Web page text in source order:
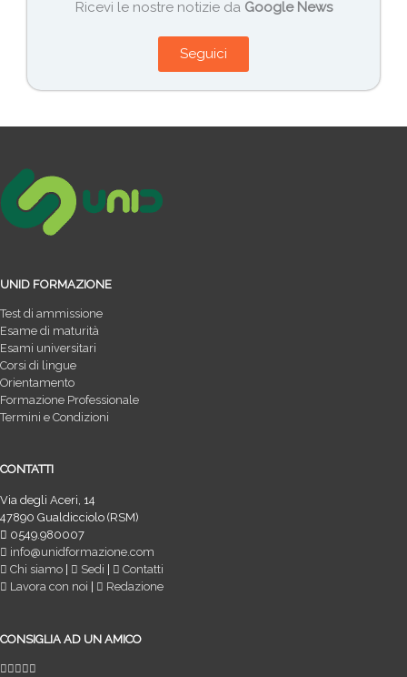
Ricevi le nostre notizie da Google News
Seguici
UNID FORMAZIONE
Test di ammissione
Esame di maturità
Esami universitari
Corsi di lingue
Orientamento
Formazione Professionale
Termini e Condizioni
CONTATTI
Via degli Aceri, 14
47890 Gualdicciolo (RSM)
0549.980007
info@unidformazione.com
Chi siamo
Sedi
Contatti
Lavora con noi
Redazione
CONSIGLIA AD UN AMICO